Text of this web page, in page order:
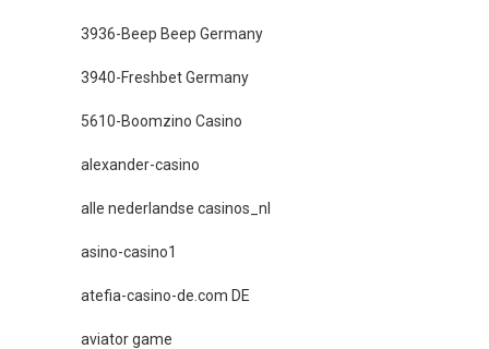
3936-Beep Beep Germany
3940-Freshbet Germany
5610-Boomzino Casino
alexander-casino
alle nederlandse casinos_nl
asino-casino1
atefia-casino-de.com DE
aviator game